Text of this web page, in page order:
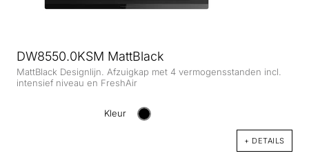
DW8550.0KSM MattBlack
MattBlack Designlijn. Afzuigkap met 4 vermogensstanden incl.
intensief niveau en FreshAir
Kleur
+ DETAILS